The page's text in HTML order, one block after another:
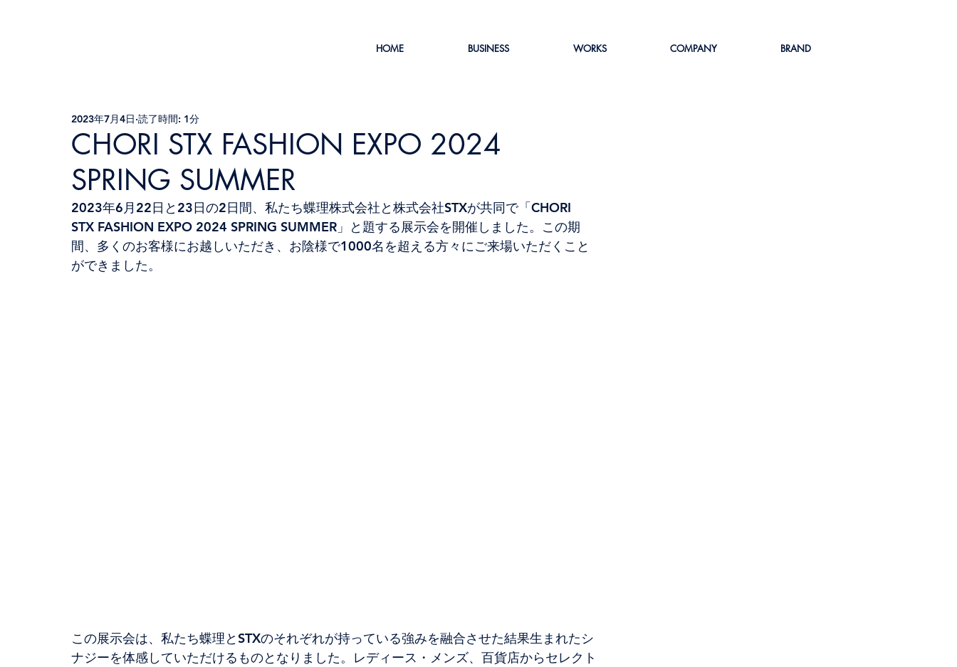
HOME BUSINESS WORKS COMPANY BRAND
CHORI STX FASHION EXPO 2024
SPRING SUMMER
2023年7月4日 読了時間: 1分
2023年6月22日と23日の2日間、私たち蝶理株式会社と株式会社STXが共同で「CHORI
STX FASHION EXPO 2024 SPRING SUMMER」と題する展示会を開催しました。この期
間、多くのお客様にお越しいただき、お陰様で1000名を超える方々にご来場いただくこと
ができました。
この展示会は、私たち蝶理とSTXのそれぞれが持っている強みを融合させた結果生まれたシ
ナジーを体感していただけるものとなりました。レディース・メンズ、百貨店からセレクト